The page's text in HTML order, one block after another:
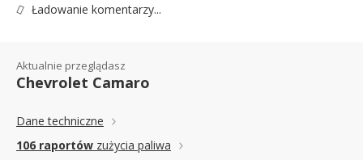
Ładowanie komentarzy...
Aktualnie przeglądasz
Chevrolet Camaro
Dane techniczne
106 raportów zużycia paliwa